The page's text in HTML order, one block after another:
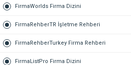
FirmaWorlds Firma Dizini
FirmaRehberTR İşletme Rehberi
FirmaRehberTurkey Firma Rehberi
FirmaListPro Firma Dizini